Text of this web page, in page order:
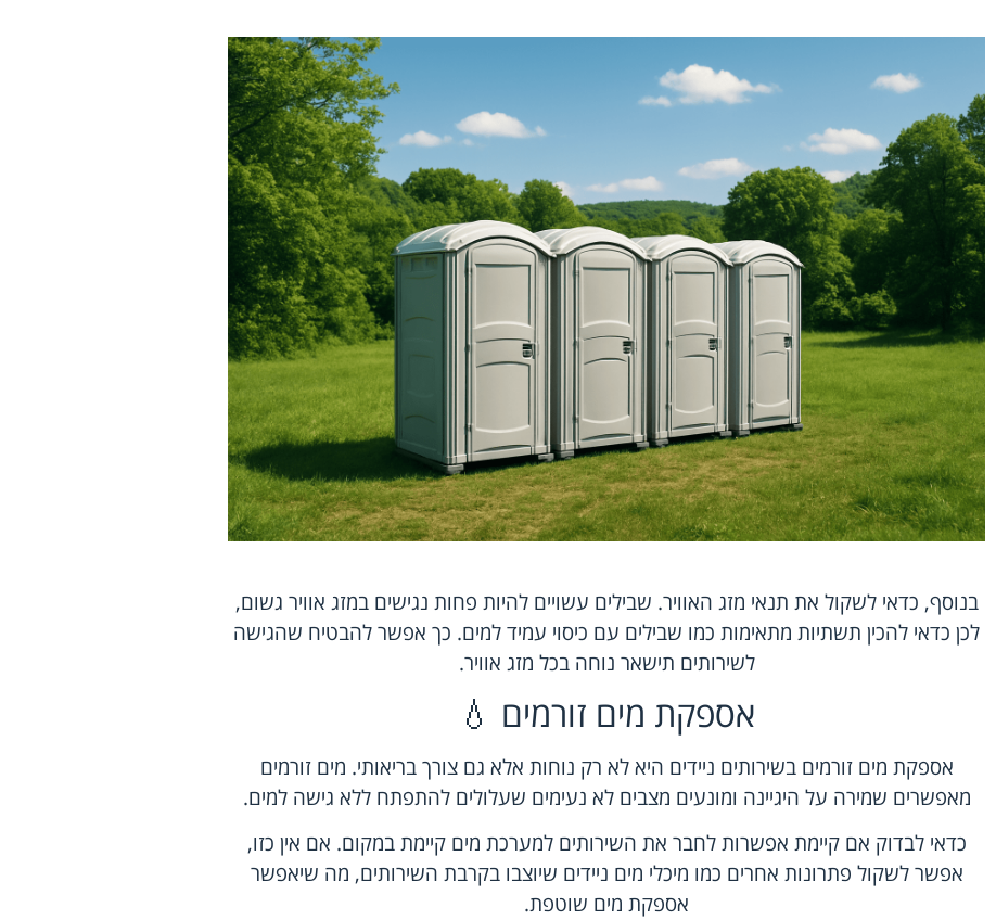
בנוסף, כדאי לשקול את תנאי מזג האוויר. שבילים עשויים להיות פחות נגישים במזג אוויר גשום,
לכן כדאי להכין תשתיות מתאימות כמו שבילים עם כיסוי עמיד למים. כך אפשר להבטיח שהגישה
לשירותים תישאר נוחה בכל מזג אוויר.
אספקת מים זורמים 💧
אספקת מים זורמים בשירותים ניידים היא לא רק נוחות אלא גם צורך בריאותי. מים זורמים
מאפשרים שמירה על היגיינה ומונעים מצבים לא נעימים שעלולים להתפתח ללא גישה למים.
כדאי לבדוק אם קיימת אפשרות לחבר את השירותים למערכת מים קיימת במקום. אם אין כזו,
אפשר לשקול פתרונות אחרים כמו מיכלי מים ניידים שיוצבו בקרבת השירותים, מה שיאפשר
אספקת מים שוטפת.